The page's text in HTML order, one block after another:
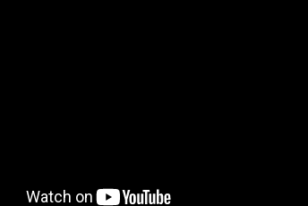
弘法節目《入門起信》系列，今天要略談的
上一集我們談到了能見相，因為有能見相就
相，也就是意識所緣的對象，但是這個境界
，離開了妄念就沒有境界差別之相。所以講
覺得非常非常地疑惑，也因此會覺得經典裡
，這些諸法，從本來就是離開語言相的、離